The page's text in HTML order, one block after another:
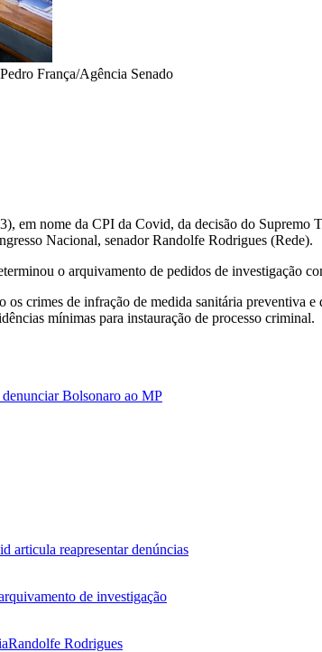
França/Agência Senado
em nome da CPI da Covid, da decisão do
Nacional, senador Randolfe Rodrigues (Rede).
o arquivamento de pedidos de investigação
os crimes de infração de medida sanitária
mínimas para instauração de processo criminal.
Bolsonaro ao MP
articula reapresentar denúncias
de investigação
Randolfe Rodrigues